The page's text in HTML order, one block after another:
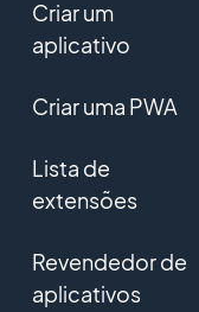
Criar um
aplicativo
Criar uma PWA
Lista de
extensões
Revendedor de
aplicativos